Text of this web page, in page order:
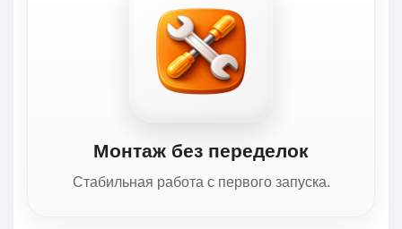
Монтаж без переделок
Стабильная работа с первого запуска.